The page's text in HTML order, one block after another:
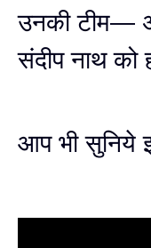
उनकी टीम—
संदीप नाथ को
आप भी सुनिये